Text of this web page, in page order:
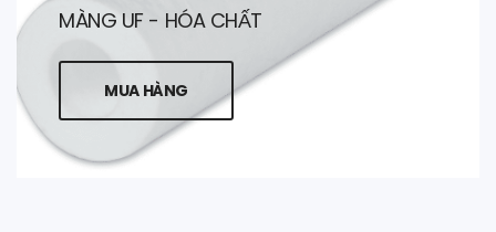
MÀNG UF - HÓA CHẤT
MUA HÀNG